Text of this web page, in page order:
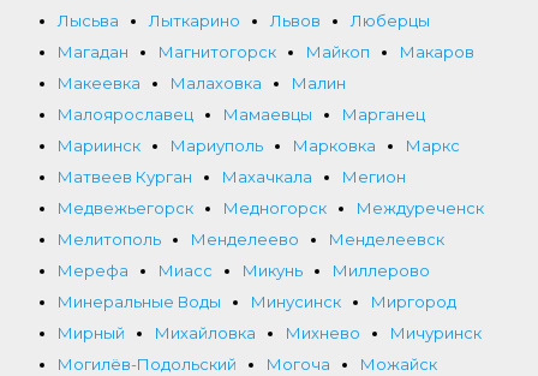
Лысьва
Лыткарино Львов
Люберцы
Магадан
Магнитогорск Майкоп
Макаров
Макеевка
Малаховка
Малин
Малоярославец
Мамаевцы
Марганец
Мариинск
Мариуполь Марковка
Маркс
Матвеев Курган
Махачкала
Мегион
Медвежьегорск
Медногорск
Междуреченск
Мелитополь
Менделеево
Менделеевск
Мерефа
Миасс Микунь
Миллерово
Минеральные Воды
Минусинск
Миргород
Мирный
Михайловка Михнево
Мичуринск
Могилёв-Подольский
Могоча
Можайск